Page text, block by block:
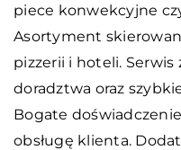
piece konwekcyjne
Asortyment
pizzerii i hoteli.
doradztwa oraz
Bogate
obsługę klienta.